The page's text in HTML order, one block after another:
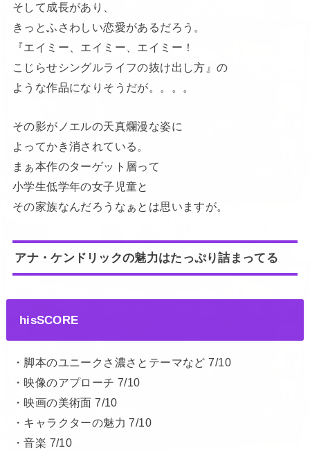
そして成長があり、
きっとふさわしい恋愛があるだろう。
『エイミー、エイミー、エイミー！
こじらせシングルライフの抜け出し方』の
ような作品になりそうだが。。。。
その影がノエルの天真爛漫な姿に
よってかき消されている。
まぁ本作のターゲット層って
小学生低学年の女子児童と
その家族なんだろうなぁとは思いますが。
アナ・ケンドリックの魅力はたっぷり詰まってる
hisSCORE
・脚本のユニークさ濃さとテーマなど 7/10
・映像のアプローチ 7/10
・映画の美術面 7/10
・キャラクターの魅力 7/10
・音楽 7/10